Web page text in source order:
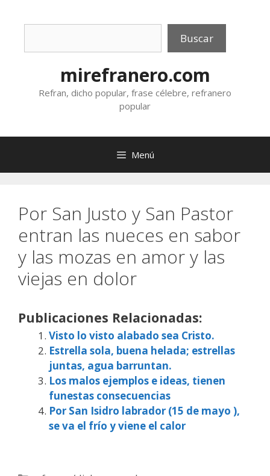
Buscar
mirefranero.com
Refran, dicho popular, frase célebre, refranero
popular
Menú
Por San Justo y San Pastor
entran las nueces en sabor
y las mozas en amor y las
viejas en dolor
Publicaciones Relacionadas:
Visto lo visto alabado sea Cristo.
Estrella sola, buena helada; estrellas
juntas, agua barruntan.
Los malos ejemplos e ideas, tienen
funestas consecuencias
Por San Isidro labrador (15 de mayo ),
se va el frío y viene el calor